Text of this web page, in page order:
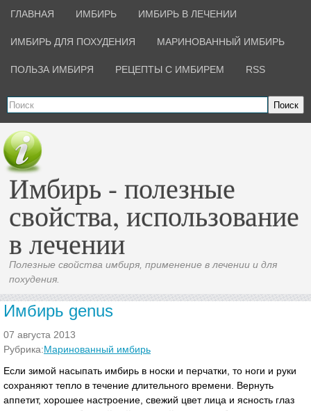
ГЛАВНАЯ ИМБИРЬ ИМБИРЬ В ЛЕЧЕНИИ
ИМБИРЬ ДЛЯ ПОХУДЕНИЯ МАРИНОВАННЫЙ ИМБИРЬ
ПОЛЬЗА ИМБИРЯ РЕЦЕПТЫ С ИМБИРЕМ RSS
Поиск
Имбирь - полезные
свойства, использование
в лечении
Полезные свойства имбиря, применение в лечении и для
похудения.
Имбирь genus
07 августа 2013
Рубрика:Маринованный имбирь
Если зимой насыпать имбирь в носки и перчатки, то ноги и руки
сохраняют тепло в течение длительного времени. Вернуть
аппетит, хорошее настроение, свежий цвет лица и ясность глаз